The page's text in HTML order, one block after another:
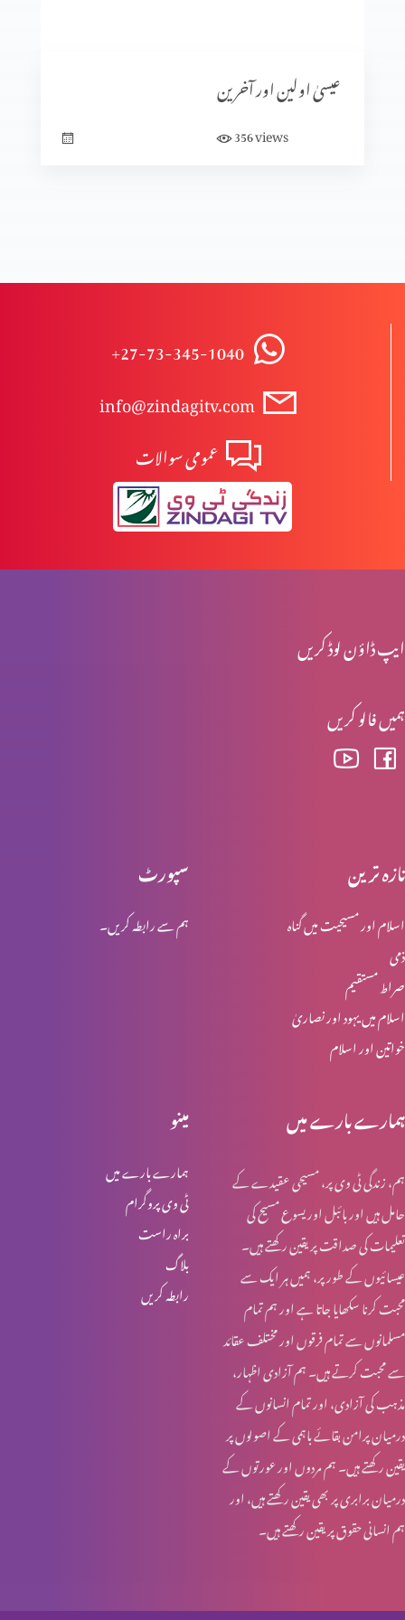
ابدی سلامتی
کیا آپ پریشان ہیں؟
مجھ گنہگار پر رحم فرما
آزادی اور غلامی
یسوع – ہماری زندہ امید
تجسمِ نورِ جہاں
ایمانویل: خدا ہمارے ساتھ
عیدِ میلادِ مسیح: مبارکباد
عیسیٰ اولین اور آخرین
356views
+27-73-345-1040
info@zindagitv.com
عمومی سوالات
ایپ ڈاؤن لوڈ کریں
ہمیں فالو کریں
سپورٹ
ہم سے رابطہ کریں۔
تازہ ترین
اسلام اور مسیحیت میں گناہ
ذمی
صراط مستقیم
اسلام میں یہود اور نصاریٰ
خواتین اور اسلام
مینو
ہمارے بارے میں
ٹی وی پروگرام
براہ راست
بلاگ
رابطہ کریں
ہمارے بارے میں
ہم، زندگی ٹی وی پر، مسیحی عقیدے کے
حامل ہیں اور بائبل اور یسوع مسیح کی
تعلیمات کی صداقت پر یقین رکھتے ہیں۔
عیسائیوں کے طور پر، ہمیں ہر ایک سے
محبت کرنا سکھایا جاتا ہے اور ہم تمام
مسلمانوں سے تمام فرقوں اور مختلف عقائد
سے محبت کرتے ہیں۔ ہم آزادی اظہار،
مذہب کی آزادی، اور تمام انسانوں کے
درمیان پرامن بقائے باہمی کے اصولوں پر
یقین رکھتے ہیں۔ ہم مردوں اور عورتوں کے
درمیان برابری پر بھی یقین رکھتے ہیں، اور
ہم انسانی حقوق پر یقین رکھتے ہیں۔